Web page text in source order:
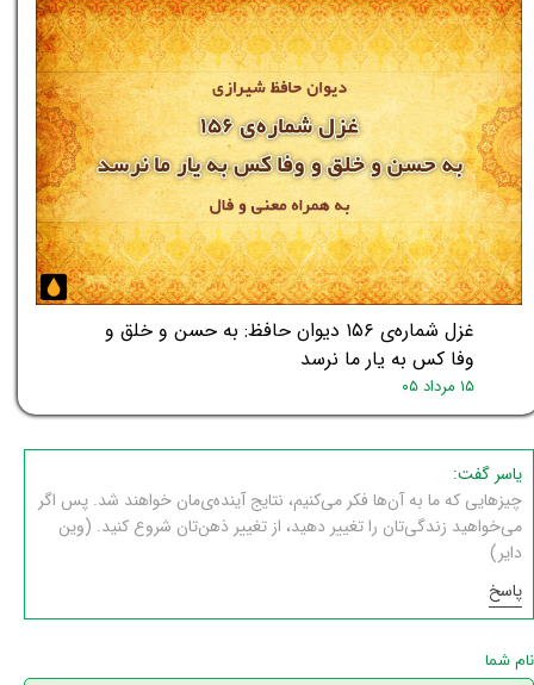
غزل شماره‌ی ۱۵۶ دیوان حافظ: به حسن و خلق و
وفا کس به یار ما نرسد
۱۵ مرداد ۰۵
یاسر گفت:
چیزهایی که ما به آن‌ها فکر می‌کنیم، نتایج آینده‌ی‌مان خواهند شد. پس اگر
می‌خواهید زندگی‌تان را تغییر دهید، از تغییر ذهن‌تان شروع کنید. (وین
دایر)
پاسخ
نام شما